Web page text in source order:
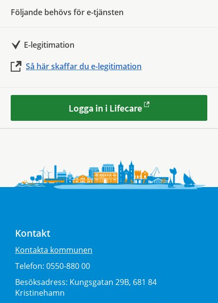
Följande behövs för e-tjänsten
E-legitimation
Så här skaffar du e-legitimation
Logga in i Lifecare
Kontakt
Kontakta kommunen
Telefon: 0550-880 00
Besöksadress: Kungsgatan 29B, 681 84
Kristinehamn